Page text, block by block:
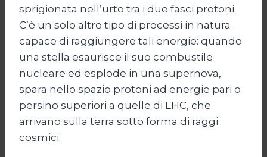
sprigionata nell’urto tra i due fasci protoni.
C’è un solo altro tipo di processi in natura
capace di raggiungere tali energie: quando
una stella esaurisce il suo combustile
nucleare ed esplode in una supernova,
spara nello spazio protoni ad energie pari o
persino superiori a quelle di LHC, che
arrivano sulla terra sotto forma di raggi
cosmici.